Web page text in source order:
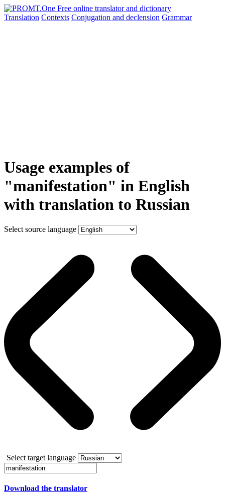
Translation Contexts Conjugation and declension Grammar
Usage examples of
"manifestation" in English
with translation to Russian
Select source language
Select target language
Download the translator